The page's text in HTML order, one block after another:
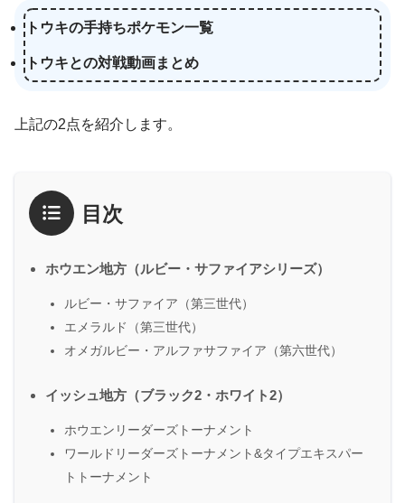
トウキの手持ちポケモン一覧
トウキとの対戦動画まとめ
上記の2点を紹介します。
目次
ホウエン地方（ルビー・サファイアシリーズ）
ルビー・サファイア（第三世代）
エメラルド（第三世代）
オメガルビー・アルファサファイア（第六世代）
イッシュ地方（ブラック2・ホワイト2）
ホウエンリーダーズトーナメント
ワールドリーダーズトーナメント&タイプエキスパー
トトーナメント